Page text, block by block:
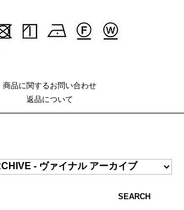
商品に関するお問い合わせ
返品について
SEARCH